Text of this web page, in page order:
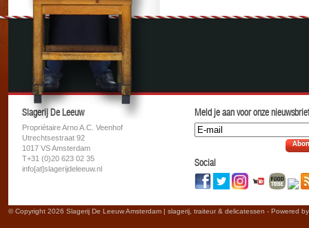
Slagerij De Leeuw
Propriétaire Arno A.C. Veenhof
Utrechtsestraat 92
1017 VS Amsterdam
T+31 (0)20 623 02 35
info[at]slagerijdeleeuw.nl
Meld je aan voor onze
Social
© Copyright 2026 Slagerij De Leeuw Amsterdam | slagerij, traiteur & delicatessen - Powered